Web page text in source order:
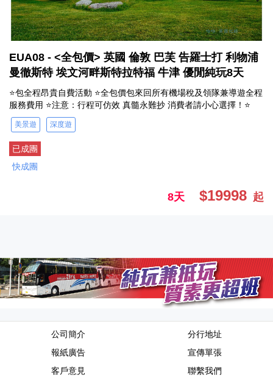
EUA08 - <全包價> 英國 倫敦 巴芙 告羅士打 利物浦
曼徹斯特 埃文河畔斯特拉特福 牛津 優閒純玩8天
⭐包全程昂貴自費活動 ⭐全包價包來回所有機場稅及領隊兼導遊全程
服務費用 ⭐注意：行程可仿效 真髓永難抄 消費者請小心選擇！⭐
美景遊 深度遊
已成團
快成團
8天 $19998 起
公司簡介
分行地址
報紙廣告
宣傳單張
客戶意見
聯繫我們